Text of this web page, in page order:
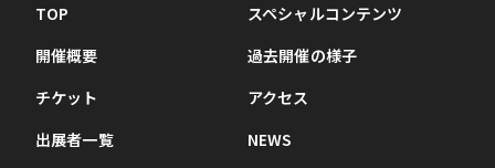
TOP
開催概要
チケット
出展者一覧
スペシャルコンテンツ
過去開催の様子
アクセス
NEWS